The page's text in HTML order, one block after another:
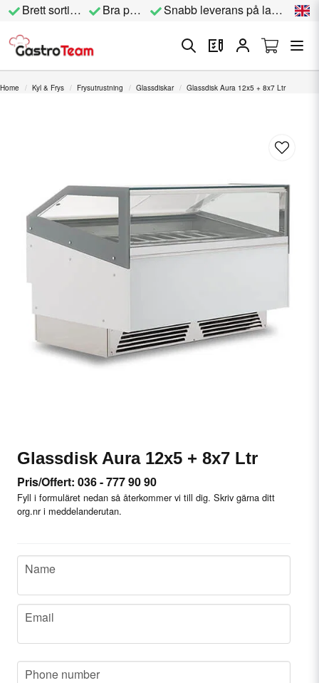
Brett sortiment Bra priser Snabb leverans på lagervara
Home Kyl & Frys Frysutrustning Glassdiskar Glassdisk Aura 12x5 + 8x7 Ltr
Glassdisk Aura 12x5 + 8x7 Ltr
Pris/Offert: 036 - 777 90 90
Fyll i formuläret nedan så återkommer vi till dig. Skriv gärna ditt
org.nr i meddelanderutan.
name
Name
email
Email
phone
Phone number